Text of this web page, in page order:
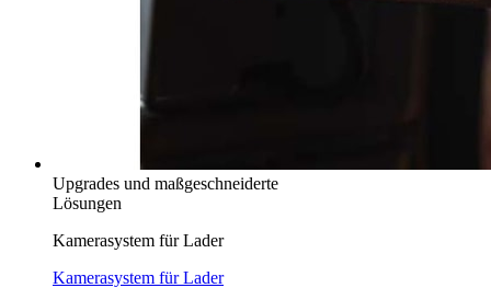
Upgrades und maßgeschneiderte
Lösungen
Kamerasystem für Lader
Kamerasystem für Lader